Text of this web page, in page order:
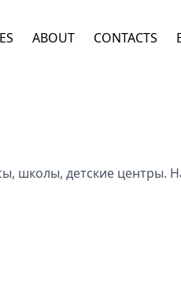
ABOUT CONTACTS
школы, детские центры.